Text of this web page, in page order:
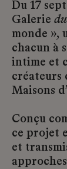
Du 17
Galerie du
monde »,
chacun à
intime et
créateurs
Maisons
Conçu
ce projet
et